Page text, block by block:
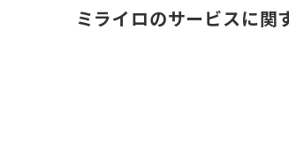
ミライロのサービスに関